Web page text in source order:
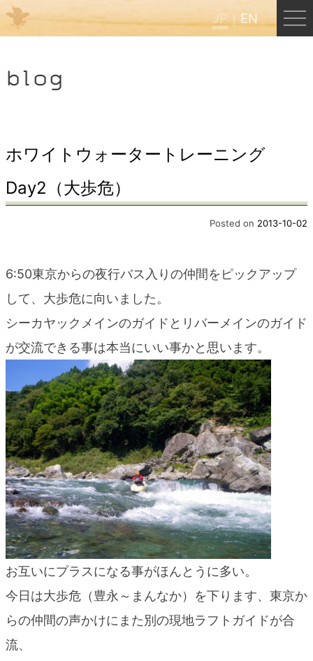
JP EN
HOME
B&B Cafe ほんぐう
くまのエクスペリエンス
blog
blog
ホワイトウォータートレーニング
Day2（大歩危）
Posted on 2013-10-02
6:50東京からの夜行バス入りの仲間をピックアップ
して、大歩危に向いました。
シーカヤックメインのガイドとリバーメインのガイド
が交流できる事は本当にいい事かと思います。
お互いにプラスになる事がほんとうに多い。
今日は大歩危（豊永～まんなか）を下ります、東京か
らの仲間の声かけにまた別の現地ラフトガイドが合
流、